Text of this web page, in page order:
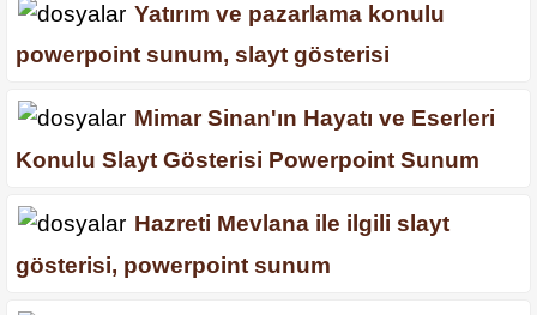
Yatırım ve pazarlama konulu
powerpoint sunum, slayt gösterisi
Mimar Sinan'ın Hayatı ve Eserleri
Konulu Slayt Gösterisi Powerpoint Sunum
Hazreti Mevlana ile ilgili slayt
gösterisi, powerpoint sunum